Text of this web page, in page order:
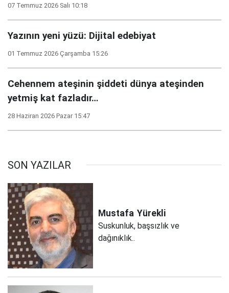
07 Temmuz 2026 Salı 10:18
Yazının yeni yüzü: Dijital edebiyat
01 Temmuz 2026 Çarşamba 15:26
Cehennem ateşinin şiddeti dünya ateşinden
yetmiş kat fazladır…
28 Haziran 2026 Pazar 15:47
SON YAZILAR
Mustafa Yürekli
Suskunluk, başsızlık ve
dağınıklık..